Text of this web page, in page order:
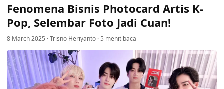
Fenomena Bisnis Photocard Artis K-
Pop, Selembar Foto Jadi Cuan!
8 March 2025 ·Trisno Heriyanto · 5 menit baca